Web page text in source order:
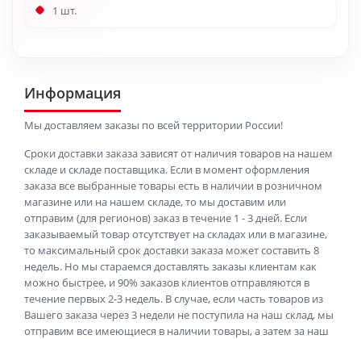
1 шт.
Информация
Мы доставляем заказы по всей территории России!
Сроки доставки заказа зависят от наличия товаров на нашем
складе и складе поставщика. Если в момент оформления
заказа все выбранные товары есть в наличии в розничном
магазине или на нашем складе, то мы доставим или
отправим (для регионов) заказ в течение 1 - 3 дней. Если
заказываемый товар отсутствует на складах или в магазине,
то максимальный срок доставки заказа может составить 8
недель. Но мы стараемся доставлять заказы клиентам как
можно быстрее, и 90% заказов клиентов отправляются в
течение первых 2-3 недель. В случае, если часть товаров из
Вашего заказа через 3 недели не поступила на наш склад, мы
отправим все имеющиеся в наличии товары, а затем за наш